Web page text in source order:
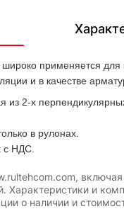
широко применяется для
и в качестве
из 2-х
в рулонах.
с НДС.
Характеристики и
о наличии и